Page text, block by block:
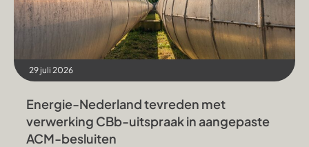
29 juli 2026
Energie-Nederland tevreden met
verwerking CBb-uitspraak in aangepaste
ACM-besluiten